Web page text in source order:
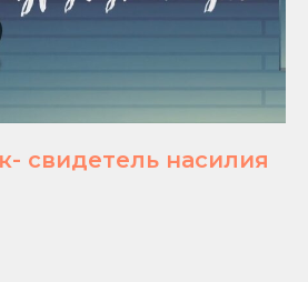
свидетель насилия